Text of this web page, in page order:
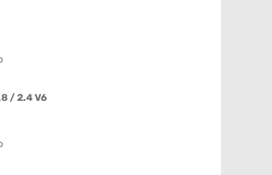
/ 2.4 V6